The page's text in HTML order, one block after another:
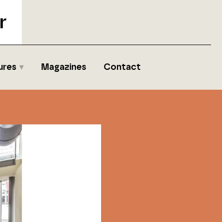
Magazines Contact